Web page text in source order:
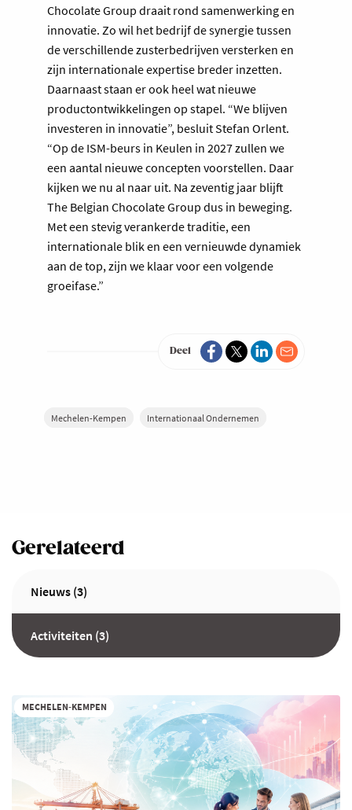
Chocolate Group draait rond samenwerking en
innovatie. Zo wil het bedrijf de synergie tussen
de verschillende zusterbedrijven versterken en
zijn internationale expertise breder inzetten.
Daarnaast staan er ook heel wat nieuwe
productontwikkelingen op stapel. “We blijven
investeren in innovatie”, besluit Stefan Orlent.
“Op de ISM-beurs in Keulen in 2027 zullen we
een aantal nieuwe concepten voorstellen. Daar
kijken we nu al naar uit. Na zeventig jaar blijft
The Belgian Chocolate Group dus in beweging.
Met een stevig verankerde traditie, een
internationale blik en een vernieuwde dynamiek
aan de top, zijn we klaar voor een volgende
groeifase.”
Deel
Mechelen-Kempen Internationaal Ondernemen
Gerelateerd
Nieuws (3)
Activiteiten (3)
MECHELEN-KEMPEN